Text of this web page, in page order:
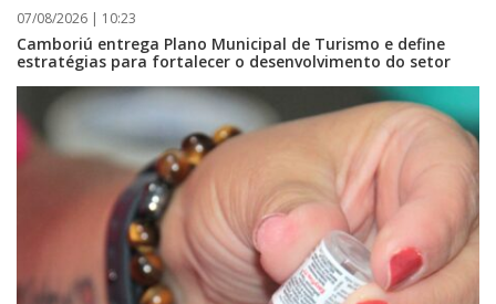
08/08/2026 | 07:00
Setor judicial de medicamentos de BC estará fechado nos dias 10 e 11 de
agosto para realização de inventário
07/08/2026 | 10:23
Camboriú entrega Plano Municipal de Turismo e define
estratégias para fortalecer o desenvolvimento do setor